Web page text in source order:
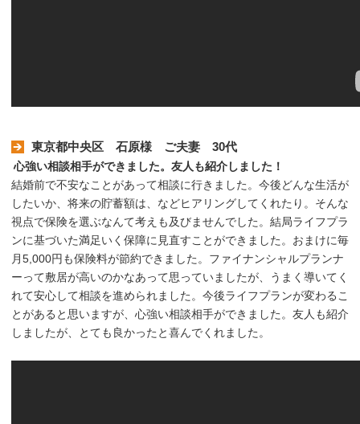
東京都中央区 石原様 ご夫妻 30代
心強い相談相手ができました。友人も紹介しました！
結婚前で不安なことがあって相談に行きました。今後どんな生活が
したいか、将来の貯蓄額は、などヒアリングしてくれたり。そんな
視点で保険を選ぶなんて考えも及びませんでした。結局ライフプラ
ンに基づいた満足いく保障に見直すことができました。おまけに毎
月5,000円も保険料が節約できました。ファイナンシャルプランナ
ーって敷居が高いのかなあって思っていましたが、うまく導いてく
れて安心して相談を進められました。今後ライフプランが変わるこ
とがあると思いますが、心強い相談相手ができました。友人も紹介
しましたが、とても良かったと喜んでくれました。